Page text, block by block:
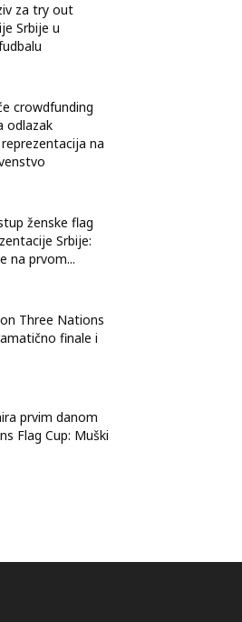
za try out
Srbije u
crowdfunding
odlazak
na
ženske flag
Srbije:
na prvom...
Three Nations
finale i
prvim danom
Flag Cup: Muški